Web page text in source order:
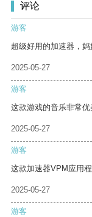
评论
游客
超级好用的加速器，
2025-05-27
游客
这款游戏的音乐非常优
2025-05-27
游客
这款加速器VPM应用
2025-05-27
游客